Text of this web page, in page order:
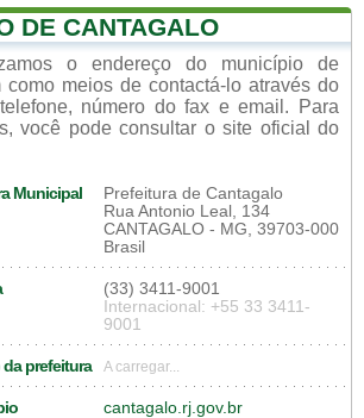
DE CANTAGALO
o endereço do município de
como meios de contactá-lo através do
número do fax e email. Para
você pode consultar o site oficial do
Municipal
Prefeitura de Cantagalo
Rua Antonio Leal, 134
CANTAGALO - MG, 39703-000
Brasil
(33) 3411-9001
Internacional: +55 33 3411-
9001
prefeitura A carregar...
cantagalo.rj.gov.br